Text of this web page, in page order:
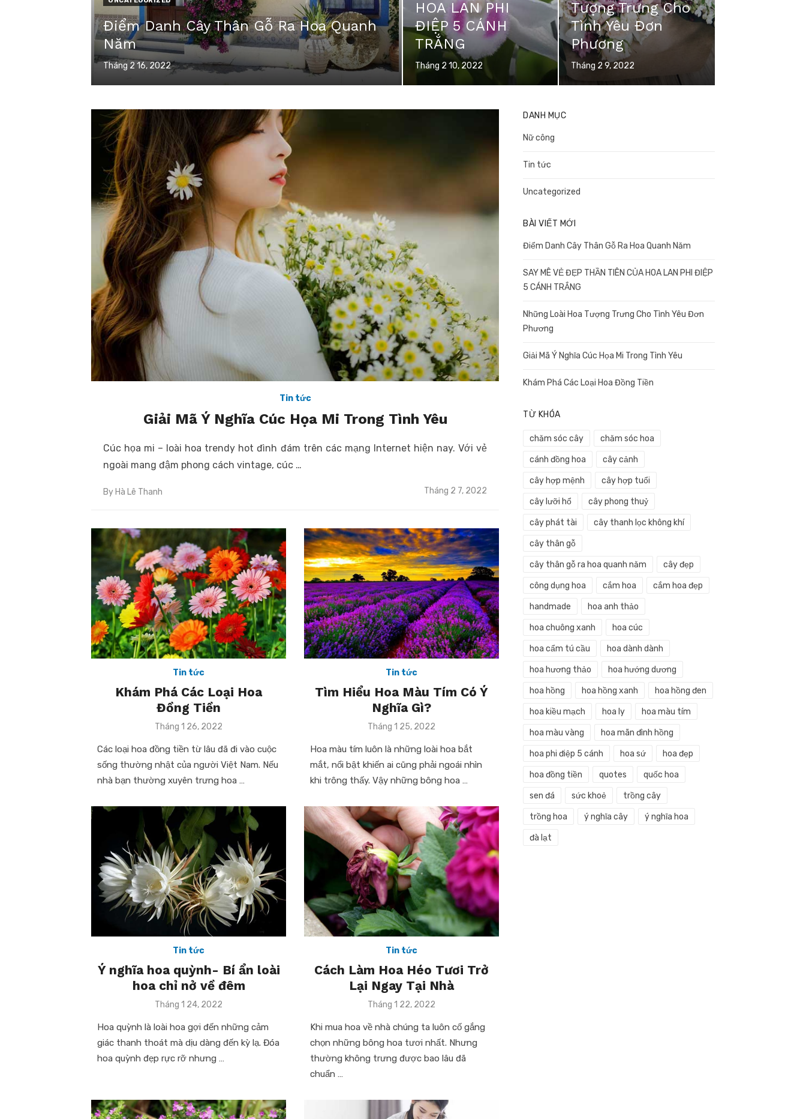
Điểm Danh Cây Thân Gỗ Ra Hoa Quanh
Năm
Posted
Tháng 2 16, 2022
HOA LAN PHI
ĐIỆP 5 CÁNH
TRẮNG
Posted
Tháng 2 10, 2022
Tượng Trưng Cho
Tình Yêu Đơn
Phương
Posted
on
Tháng 2 9, 2022
Tin tức
Giải Mã Ý Nghĩa Cúc Họa Mi Trong Tình Yêu
Cúc họa mi – loài hoa trendy hot đình đám trên các mạng Internet hiện nay. Với vẻ
ngoài mang đậm phong cách vintage, cúc …
By Hà Lê Thanh
Posted
Tháng 2 7, 2022
Tin tức
Khám Phá Các Loại Hoa
Đồng Tiền
Posted
Tháng 1 26, 2022
Các loại hoa đồng tiền từ lâu đã đi vào cuộc
sống thường nhật của người Việt Nam. Nếu
nhà bạn thường xuyên trưng hoa …
Tin tức
Tìm Hiểu Hoa Màu Tím Có Ý
Nghĩa Gì?
Posted
Tháng 1 25, 2022
Hoa màu tím luôn là những loài hoa bắt
mắt, nổi bật khiến ai cũng phải ngoái nhìn
khi trông thấy. Vậy những bông hoa …
Tin tức
Ý nghĩa hoa quỳnh- Bí ẩn loài
hoa chỉ nở về đêm
Posted
Tháng 1 24, 2022
Hoa quỳnh là loài hoa gợi đến những cảm
giác thanh thoát mà dịu dàng đến kỳ lạ. Đóa
hoa quỳnh đẹp rực rỡ nhưng …
Tin tức
Cách Làm Hoa Héo Tươi Trở
Lại Ngay Tại Nhà
Posted
Tháng 1 22, 2022
Khi mua hoa về nhà chúng ta luôn cố gắng
chọn những bông hoa tươi nhất. Nhưng
thường không trưng được bao lâu đã
chuẩn …
DANH MỤC
Nữ công
Tin tức
Uncategorized
BÀI VIẾT MỚI
Điểm Danh Cây Thân Gỗ Ra Hoa Quanh Năm
SAY MÊ VẺ ĐẸP THẦN TIÊN CỦA HOA LAN PHI ĐIỆP
5 CÁNH TRẮNG
Những Loài Hoa Tượng Trưng Cho Tình Yêu Đơn
Phương
Giải Mã Ý Nghĩa Cúc Họa Mi Trong Tình Yêu
Khám Phá Các Loại Hoa Đồng Tiền
TỪ KHÓA
chăm sóc cây chăm sóc hoa
cánh đồng hoa cây cảnh
cây hợp mệnh cây hợp tuổi
cây lưỡi hổ cây phong thuỷ
cây phát tài cây thanh lọc không khí
cây thân gỗ
cây thân gỗ ra hoa quanh năm cây đẹp
công dụng hoa cắm hoa cắm hoa đẹp
handmade hoa anh thảo
hoa chuông xanh hoa cúc
hoa cẩm tú cầu hoa dành dành
hoa hương thảo hoa hướng dương
hoa hồng hoa hồng xanh hoa hồng đen
hoa kiều mạch hoa ly hoa màu tím
hoa màu vàng hoa mãn đình hồng
hoa phi điệp 5 cánh hoa sứ hoa đẹp
hoa đồng tiền quotes quốc hoa
sen đá sức khoẻ trồng cây
trồng hoa ý nghĩa cây ý nghĩa hoa
đà lạt